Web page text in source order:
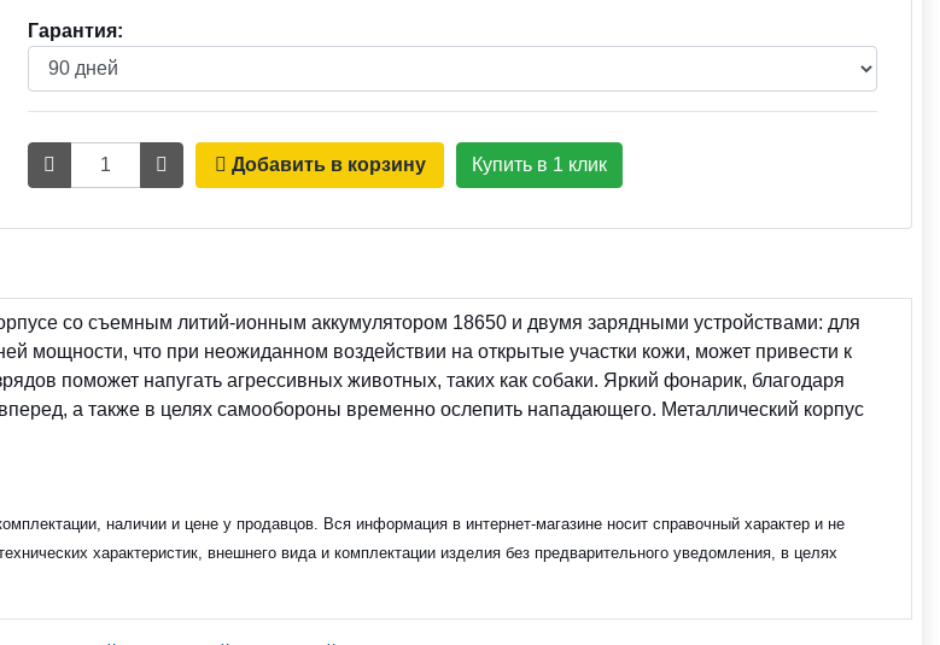
Гарантия:
Количество Добавить в корзину Купить в 1 клик
со съемным литий-ионным аккумулятором 18650 и двумя зарядными устройствами: для
мощности, что при неожиданном воздействии на открытые участки кожи, может привести к
поможет напугать агрессивных животных, таких как собаки. Яркий фонарик, благодаря
а также в целях самообороны временно ослепить нападающего. Металлический корпус
наличии и цене у продавцов. Вся информация в интернет-магазине носит справочный характер и не
характеристик, внешнего вида и комплектации изделия без предварительного уведомления, в целях